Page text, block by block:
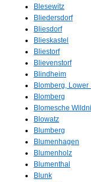
Blesewitz
Bliedersdorf
Bliesdorf
Blieskastel
Bliestorf
Blievenstorf
Blindheim
Blomberg, Lower
Blomberg
Blomesche
Blowatz
Blumberg
Blumenhagen
Blumenholz
Blumenthal
Blunk